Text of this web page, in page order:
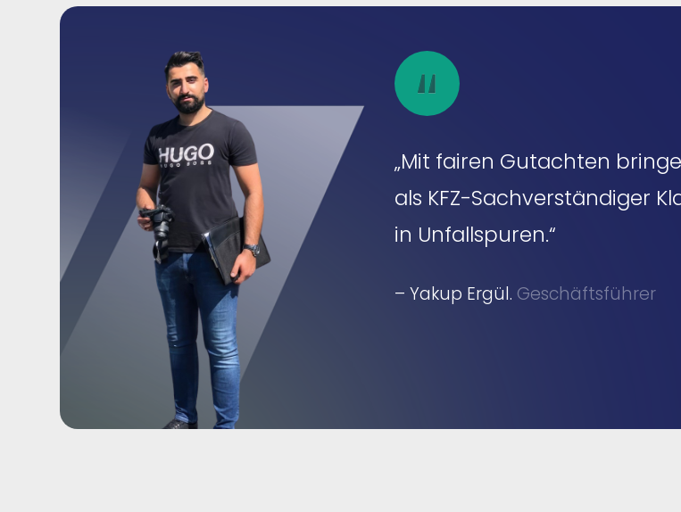
„Mit fairen Gutachten
als KFZ-Sachverständiger
in Unfallspuren.“
– Yakup Ergül. Geschäftsführer